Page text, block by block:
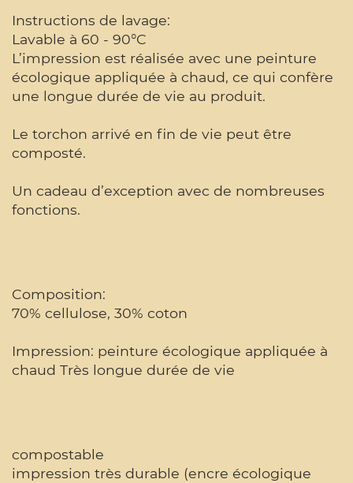
Instructions de lavage:
Lavable à 60 - 90°C
L’impression est réalisée avec une peinture
écologique appliquée à chaud, ce qui confère
une longue durée de vie au produit.
Le torchon arrivé en fin de vie peut être
composté.
Un cadeau d’exception avec de nombreuses
fonctions.
Composition:
70% cellulose, 30% coton
Impression: peinture écologique appliquée à
chaud Très longue durée de vie
compostable
impression très durable (encre écologique